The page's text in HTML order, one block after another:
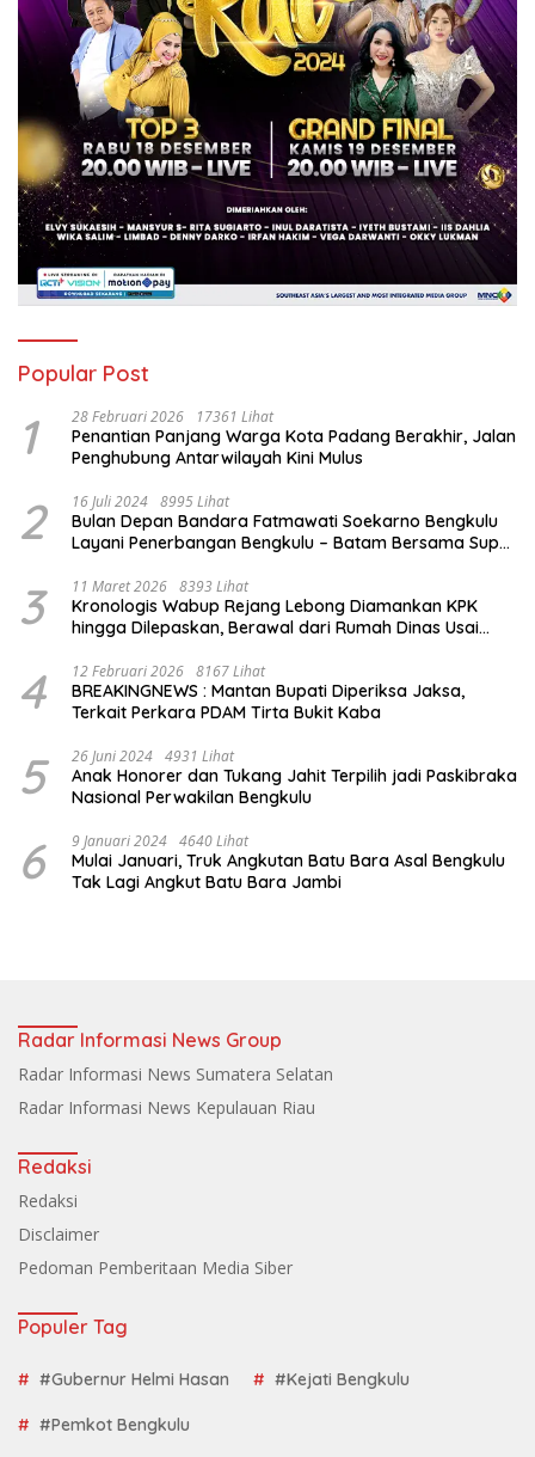
Popular Post
1 28 Februari 2026 17361 Lihat
Penantian Panjang Warga Kota Padang Berakhir, Jalan
Penghubung Antarwilayah Kini Mulus
2 16 Juli 2024 8995 Lihat
Bulan Depan Bandara Fatmawati Soekarno Bengkulu
Layani Penerbangan Bengkulu – Batam Bersama Super
3 11 Maret 2026 8393 Lihat
Kronologis Wabup Rejang Lebong Diamankan KPK
hingga Dilepaskan, Berawal dari Rumah Dinas Usai
4 12 Februari 2026 8167 Lihat
BREAKINGNEWS : Mantan Bupati Diperiksa Jaksa,
Terkait Perkara PDAM Tirta Bukit Kaba
5 26 Juni 2024 4931 Lihat
Anak Honorer dan Tukang Jahit Terpilih jadi Paskibraka
Nasional Perwakilan Bengkulu
6 9 Januari 2024 4640 Lihat
Mulai Januari, Truk Angkutan Batu Bara Asal Bengkulu
Tak Lagi Angkut Batu Bara Jambi
Radar Informasi News Group
Radar Informasi News Sumatera Selatan
Radar Informasi News Kepulauan Riau
Redaksi
Redaksi
Disclaimer
Pedoman Pemberitaan Media Siber
Populer Tag
#Gubernur Helmi Hasan #Kejati Bengkulu
#Pemkot Bengkulu